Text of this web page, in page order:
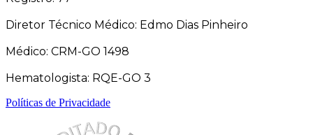
Diretor Técnico Médico: Edmo Dias Pinheiro
Médico: CRM-GO 1498
Hematologista: RQE-GO 3
Políticas de Privacidade